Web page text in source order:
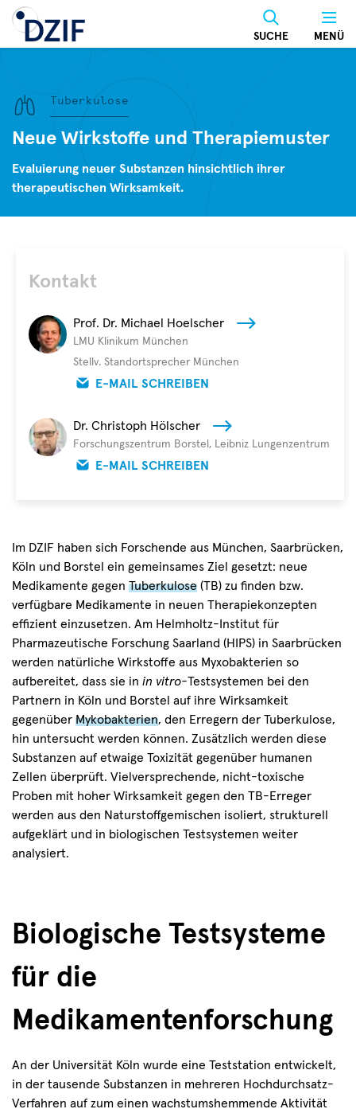
Direkt
zum
MENÜ
SUCHE
Tuberkulose
Neue Wirkstoffe und Therapiemuster
Evaluierung neuer Substanzen hinsichtlich ihrer
therapeutischen Wirksamkeit.
Kontakt
Prof. Dr. Michael Hoelscher
LMU Klinikum München
Stellv. Standortsprecher München
E-MAIL SCHREIBEN
Dr. Christoph Hölscher
Forschungszentrum Borstel, Leibniz Lungenzentrum
E-MAIL SCHREIBEN
Im DZIF haben sich Forschende aus München, Saarbrücken,
Köln und Borstel ein gemeinsames Ziel gesetzt: neue
Medikamente gegen Tuberkulose (TB) zu finden bzw.
verfügbare Medikamente in neuen Therapiekonzepten
effizient einzusetzen. Am Helmholtz-Institut für
Pharmazeutische Forschung Saarland (HIPS) in Saarbrücken
werden natürliche Wirkstoffe aus Myxobakterien so
aufbereitet, dass sie in in vitro-Testsystemen bei den
Partnern in Köln und Borstel auf ihre Wirksamkeit
gegenüber Mykobakterien, den Erregern der Tuberkulose,
hin untersucht werden können. Zusätzlich werden diese
Substanzen auf etwaige Toxizität gegenüber humanen
Zellen überprüft. Vielversprechende, nicht-toxische
Proben mit hoher Wirksamkeit gegen den TB-Erreger
werden aus den Naturstoffgemischen isoliert, strukturell
aufgeklärt und in biologischen Testsystemen weiter
analysiert.
Biologische Testsysteme
für die
Medikamentenforschung
An der Universität Köln wurde eine Teststation entwickelt,
in der tausende Substanzen in mehreren Hochdurchsatz-
Verfahren auf zum einen wachstumshemmende Aktivität